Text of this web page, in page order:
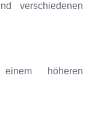
verschiedenen
höheren